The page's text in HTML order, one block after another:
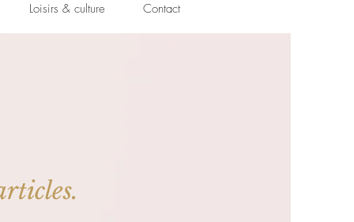
Loisirs & culture Contact